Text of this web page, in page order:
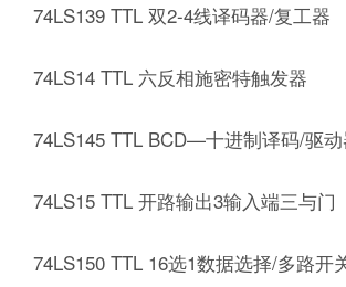
74LS139 TTL 双2-4线译码器/复工器
74LS14 TTL 六反相施密特触发器
74LS145 TTL BCD—十进制译码/驱
74LS15 TTL 开路输出3输入端三与门
74LS150 TTL 16选1数据选择/多路开